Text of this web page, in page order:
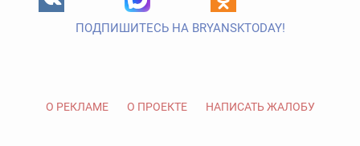
ПОДПИШИТЕСЬ НА BRYANSKTODAY!
О РЕКЛАМЕ О ПРОЕКТЕ НАПИСАТЬ ЖАЛОБУ